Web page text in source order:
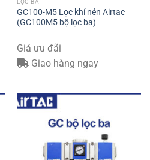
LỌC BA
GC100-M5 Lọc khí nén Airtac
(GC100M5 bộ lọc ba)
Giá ưu đãi
Giao hàng ngay